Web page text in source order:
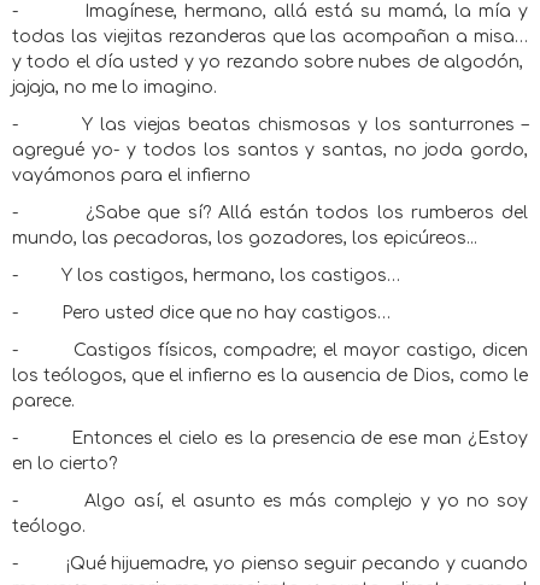
-
Imagínese, hermano, allá está su mamá, la mía y
todas las viejitas rezanderas que las acompañan a misa…
y todo el día usted y yo rezando sobre nubes de algodón,
jajaja, no me lo imagino.
-
Y las viejas beatas chismosas y los santurrones –
agregué yo- y todos los santos y santas, no joda gordo,
vayámonos para el infierno
-
¿Sabe que sí? Allá están todos los rumberos del
mundo, las pecadoras, los gozadores, los epicúreos...
- Y los castigos, hermano, los castigos…
- Pero usted dice que no hay castigos…
-
Castigos físicos, compadre; el mayor castigo, dicen
los teólogos, que el infierno es la ausencia de Dios, como le
parece.
-
Entonces el cielo es la presencia de ese man ¿Estoy
en lo cierto?
-
Algo así, el asunto es más complejo y yo no soy
teólogo.
-
¡Qué hijuemadre, yo pienso seguir pecando y cuando